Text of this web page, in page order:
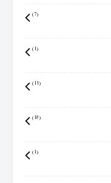
(7)
(1)
(11)
(18)
(1)